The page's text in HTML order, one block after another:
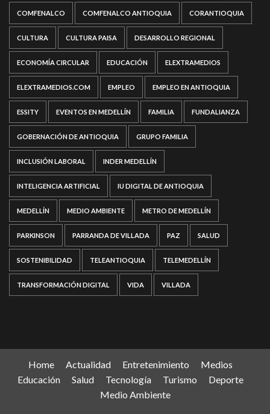
COMFENALCO COMFENALCO ANTIOQUIA CORANTIOQUIA
CULTURA CULTURA PAISA DESARROLLO REGIONAL
ECONOMÍA CIRCULAR EDUCACIÓN ELEXTRAMEDIOS
ELEXTRAMEDIOS.COM EMPLEO EMPLEO EN ANTIOQUIA
ESSITY EVENTOS EN MEDELLÍN FAMILIA FUNDALIANZA
GOBERNACIÓN DE ANTIOQUIA GRUPO FAMILIA
INCLUSIÓN LABORAL INDER MEDELLÍN
INTELIGENCIA ARTIFICIAL IU DIGITAL DE ANTIOQUIA
MEDELLÍN MEDIO AMBIENTE METRO DE MEDELLÍN
PARKINSON PARRANDA DE VILLADA PAZ SALUD
SOSTENIBILIDAD TELEANTIOQUIA TELEMEDELLÍN
TRANSFORMACIÓN DIGITAL VIDA VILLADA
Home Actualidad Entretenimiento
Medios
Educación
Salud Tecnología Turismo
Deporte
Medio Ambiente